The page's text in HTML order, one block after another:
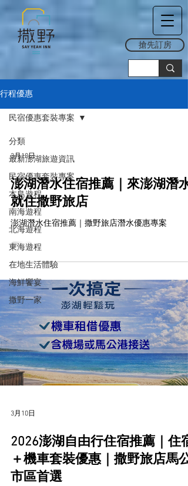
搶先訂房
行程優惠
分類
最新澎湖旅遊資訊
民宿優惠套裝專案
本島遊程
南海遊程
北海遊程
東海遊程
在地生活體驗
海鮮饗宴
撒野一家
民宿優惠套裝專案
3月10日
澎湖潛水住宿推薦｜來澎湖潛水
就住撒野旅店
澎湖潛水住宿推薦｜撒野旅店潛水優惠專案
3月10日
2026澎湖自由行住宿推薦｜住宿
＋機車套裝優惠｜撒野旅店馬公
市區首選